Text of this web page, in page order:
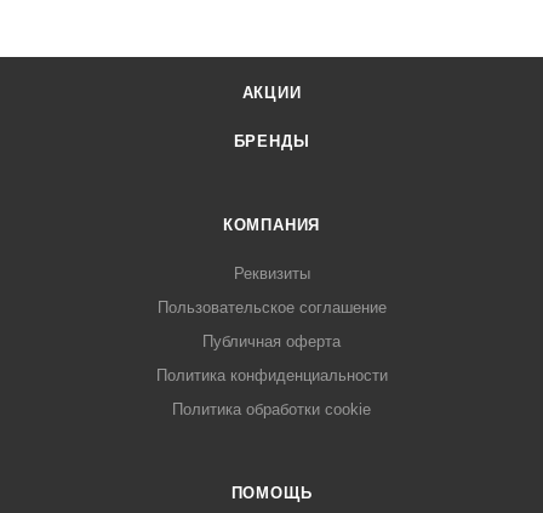
АКЦИИ
БРЕНДЫ
КОМПАНИЯ
Реквизиты
Пользовательское соглашение
Публичная оферта
Политика конфиденциальности
Политика обработки cookie
ПОМОЩЬ